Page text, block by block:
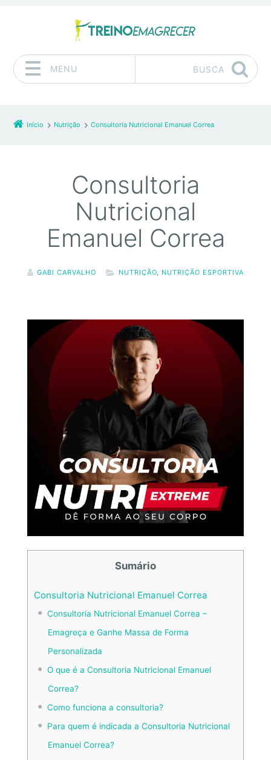
MENU BUSCA
Início Nutrição Consultoria Nutricional Emanuel Correa
Consultoria
Nutricional
Emanuel Correa
GABI CARVALHO NUTRIÇÃO NUTRIÇÃO ESPORTIVA
Sumário
Consultoria Nutricional Emanuel Correa
Consultoria Nutricional Emanuel Correa –
Emagreça e Ganhe Massa de Forma
Personalizada
O que é a Consultoria Nutricional Emanuel
Correa?
Como funciona a consultoria?
Para quem é indicada a Consultoria Nutricional
Emanuel Correa?